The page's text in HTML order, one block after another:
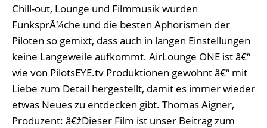
Chill-out, Lounge und Filmmusik wurden
FunksprÃ¼che und die besten Aphorismen der
Piloten so gemixt, dass auch in langen Einstellungen
keine Langeweile aufkommt. AirLounge ONE ist â€“
wie von PilotsEYE.tv Produktionen gewohnt â€“ mit
Liebe zum Detail hergestellt, damit es immer wieder
etwas Neues zu entdecken gibt. Thomas Aigner,
Produzent: â€žDieser Film ist unser Beitrag zum